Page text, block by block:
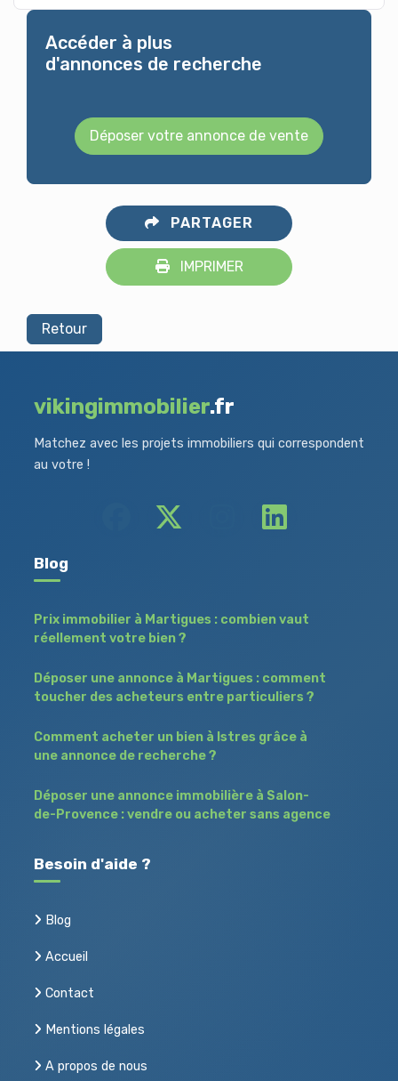
Accéder à plus
d'annonces de recherche
Déposer votre annonce de vente
PARTAGER
IMPRIMER
Retour
vikingimmobilier.fr
Matchez avec les projets immobiliers qui correspondent
au votre !
Blog
Prix immobilier à Martigues : combien vaut
réellement votre bien ?
Déposer une annonce à Martigues : comment
toucher des acheteurs entre particuliers ?
Comment acheter un bien à Istres grâce à
une annonce de recherche ?
Déposer une annonce immobilière à Salon-
de-Provence : vendre ou acheter sans agence
Besoin d'aide ?
Blog
Accueil
Contact
Mentions légales
A propos de nous